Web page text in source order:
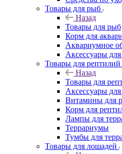
Товары для рыб
Назад
Товары для рыб
Корм для
Аквариумное
Аксессуары
Товары для рептилий
Назад
Товары для
Аксессуары
Витамины для
Корм для
Лампы для
Террариумы
Тумбы для
Товары для лошадей